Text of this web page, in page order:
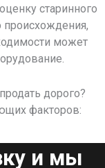
старинного
происхождения,
может
дорого?
факторов:
и мы